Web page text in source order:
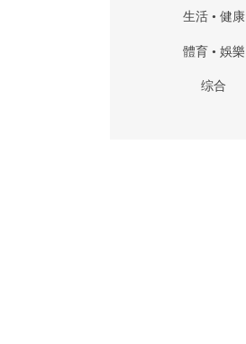
生活 • 健康
體育 • 娛樂
综合